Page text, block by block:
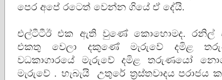
පෙර අපේ රටෙත් වෙන්න ගියේ ඒ දේයි.
එල්ටීටීඊ එක ඇති වුණේ කොහොමද. රනිල්
එකතු වෙලා දකුණේ මැරුවේ දමිළ
වධකාගාරයේ මැරුවේ දමිළ තරුණයෝ
මැරුවේ . හැබැයි උතුරේ ත්‍රස්තවාදය